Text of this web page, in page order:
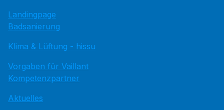
Landingpage
Badsanierung
Klima & Lüftung - hissu
Vorgaben für Vaillant
Kompetenzpartner
Aktuelles